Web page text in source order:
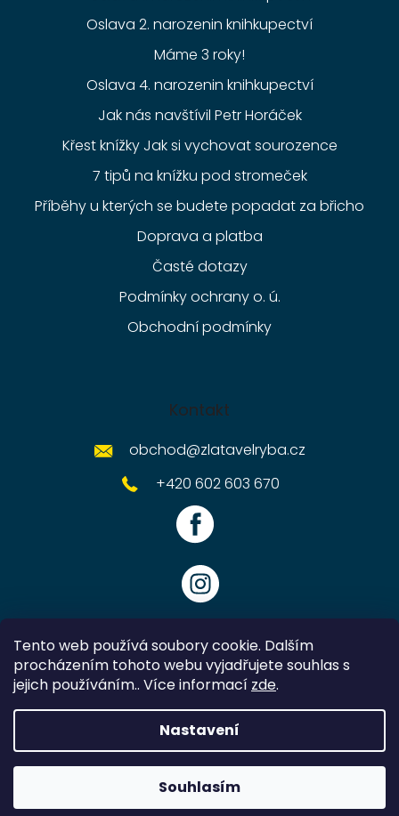
Tento web používá soubory cookie. Dalším
procházením tohoto webu vyjadřujete souhlas s
jejich používáním.. Více informací zde.
Nastavení
Souhlasím
Oslava 2. narozenin knihkupectví
Máme 3 roky!
Oslava 4. narozenin knihkupectví
Jak nás navštívil Petr Horáček
Křest knížky Jak si vychovat sourozence
7 tipů na knížku pod stromeček
Příběhy u kterých se budete popadat za břicho
Doprava a platba
Časté dotazy
Podmínky ochrany o. ú.
Obchodní podmínky
Kontakt
obchod@zlatavelryba.cz
+420 602 603 670
Vytvořil Shoptet
Zlatavelryba.cz. Všechna práva vyhrazena.